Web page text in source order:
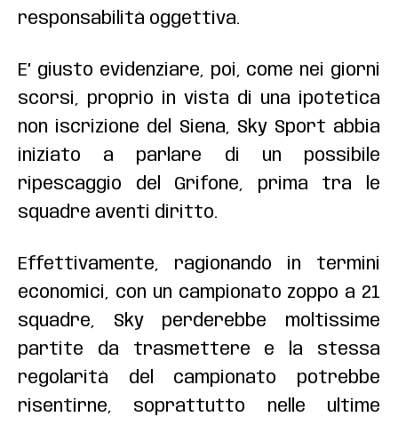
responsabilità oggettiva.
E’ giusto evidenziare, poi, come nei giorni
scorsi, proprio in vista di una ipotetica
non iscrizione del Siena, Sky Sport abbia
iniziato a parlare di un possibile
ripescaggio del Grifone, prima tra le
squadre aventi diritto.
Effettivamente, ragionando in termini
economici, con un campionato zoppo a 21
squadre, Sky perderebbe moltissime
partite da trasmettere e la stessa
regolarità del campionato potrebbe
risentirne, soprattutto nelle ultime